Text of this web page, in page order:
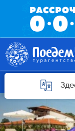
Горящие